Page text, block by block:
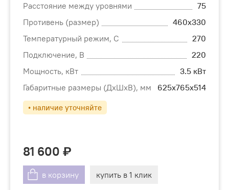
Расстояние между уровнями
75
Противень (размер)
460х330
Температурный режим, С
270
Подключение, В
220
Мощность, кВт
3.5 кВт
Габаритные размеры (ДхШхВ), мм
625х765х514
• наличие уточняйте
81 600
в корзину купить в 1 клик